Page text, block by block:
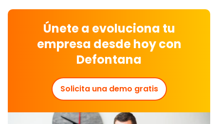
Únete a evoluciona tu
empresa desde hoy con
Defontana
Solicita una demo gratis